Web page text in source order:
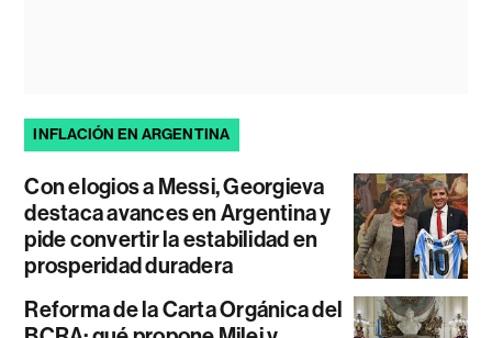
INFLACIÓN EN ARGENTINA
Con elogios a Messi, Georgieva
destaca avances en Argentina y
pide convertir la estabilidad en
prosperidad duradera
Reforma de la Carta Orgánica del